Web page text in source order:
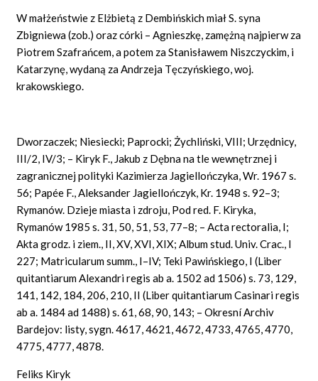
W małżeństwie z Elżbietą z Dembińskich miał S. syna
Zbigniewa (zob.) oraz córki – Agnieszkę, zamężną najpierw za
Piotrem Szafrańcem, a potem za Stanisławem Niszczyckim, i
Katarzynę, wydaną za Andrzeja Tęczyńskiego, woj.
krakowskiego.
Dworzaczek; Niesiecki; Paprocki; Żychliński, VIII; Urzędnicy,
III/2, IV/3; – Kiryk F., Jakub z Dębna na tle wewnętrznej i
zagranicznej polityki Kazimierza Jagiellończyka, Wr. 1967 s.
56; Papée F., Aleksander Jagiellończyk, Kr. 1948 s. 92–3;
Rymanów. Dzieje miasta i zdroju, Pod red. F. Kiryka,
Rymanów 1985 s. 31, 50, 51, 53, 77–8; – Acta rectoralia, I;
Akta grodz. i ziem., II, XV, XVI, XIX; Album stud. Univ. Crac., I
227; Matricularum summ., I–IV; Teki Pawińskiego, I (Liber
quitantiarum Alexandri regis ab a. 1502 ad 1506) s. 73, 129,
141, 142, 184, 206, 210, II (Liber quitantiarum Casinari regis
ab a. 1484 ad 1488) s. 61, 68, 90, 143; – Okresní Archiv
Bardejov: listy, sygn. 4617, 4621, 4672, 4733, 4765, 4770,
4775, 4777, 4878.
Feliks Kiryk